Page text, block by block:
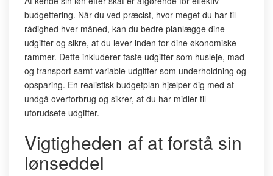
budgettering. Når du ved præcist, hvor meget du har til
rådighed hver måned, kan du bedre planlægge dine
udgifter og sikre, at du lever inden for dine økonomiske
rammer. Dette inkluderer faste udgifter som husleje, mad
og transport samt variable udgifter som underholdning og
opsparing. En realistisk budgetplan hjælper dig med at
undgå overforbrug og sikrer, at du har midler til
uforudsete udgifter.
Vigtigheden af at forstå sin
lønseddel